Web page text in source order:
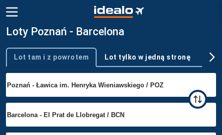
Loty Poznań - Barcelona
Typ podróży
Lot tam i z powrotem Lot tylko w jedną stronę